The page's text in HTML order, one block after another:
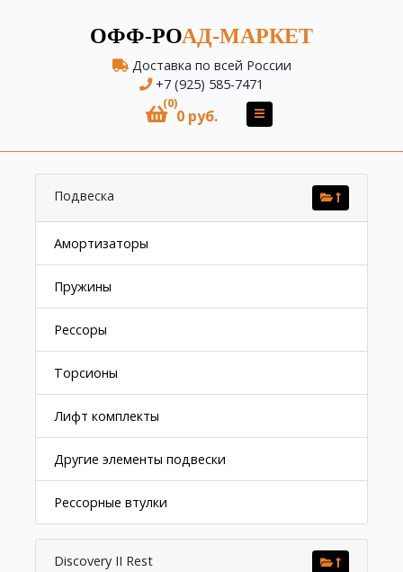
ОФФ-РОАД-МАРКЕТ
Доставка по всей России
+7 (925) 585-7471
(0)
0 руб.
Подвеска
Амортизаторы
Пружины
Рессоры
Торсионы
Лифт комплекты
Другие элементы подвески
Рессорные втулки
Discovery II Rest